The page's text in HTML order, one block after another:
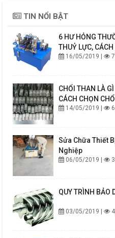
TIN NỔI BẬT
6 HƯ HỎNG
THUỶ LỰC,
16/05/2019 |
CHỔI THAN LÀ
CÁCH CHỌN
14/05/2019 |
Sửa Chữa Thiết
Nghiệp
06/05/2019 |
QUY TRÌNH BẢO
03/05/2019 |